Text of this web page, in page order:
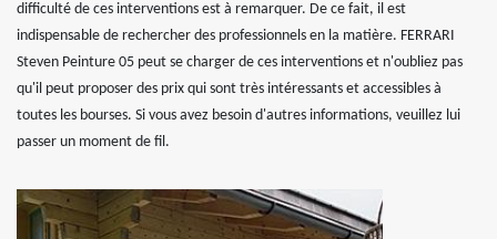
difficulté de ces interventions est à remarquer. De ce fait, il est
indispensable de rechercher des professionnels en la matière. FERRARI
Steven Peinture 05 peut se charger de ces interventions et n'oubliez pas
qu'il peut proposer des prix qui sont très intéressants et accessibles à
toutes les bourses. Si vous avez besoin d'autres informations, veuillez lui
passer un moment de fil.